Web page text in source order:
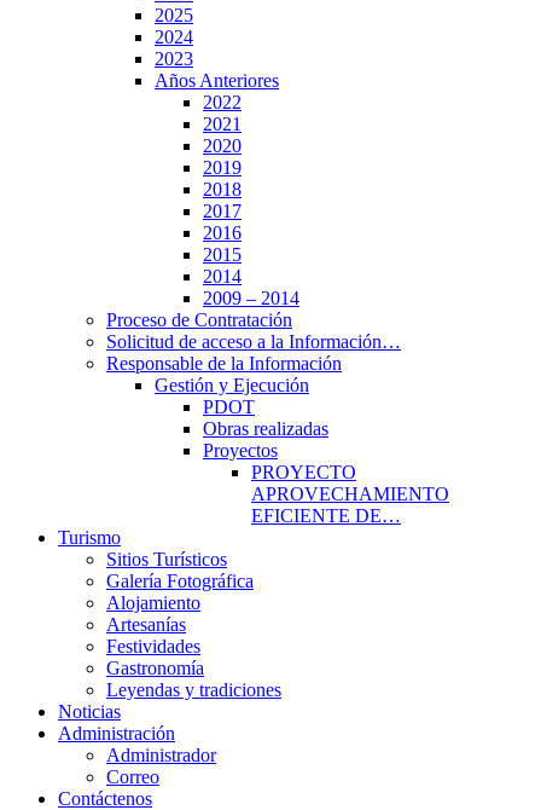
2025
2024
2023
Años Anteriores
2022
2021
2020
2019
2018
2017
2016
2015
2014
2009 – 2014
Proceso de Contratación
Solicitud de acceso a la Información…
Responsable de la Información
Gestión y Ejecución
PDOT
Obras realizadas
Proyectos
PROYECTO
APROVECHAMIENTO
EFICIENTE DE…
Turismo
Sitios Turísticos
Galería Fotográfica
Alojamiento
Artesanías
Festividades
Gastronomía
Leyendas y tradiciones
Noticias
Administración
Administrador
Correo
Contáctenos